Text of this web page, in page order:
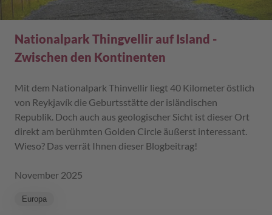
Nationalpark Thingvellir auf Island -
Zwischen den Kontinenten
Mit dem Nationalpark Thinvellir liegt 40 Kilometer östlich
von Reykjavík die Geburtsstätte der isländischen
Republik. Doch auch aus geologischer Sicht ist dieser Ort
direkt am berühmten Golden Circle äußerst interessant.
Wieso? Das verrät Ihnen dieser Blogbeitrag!
November 2025
Europa